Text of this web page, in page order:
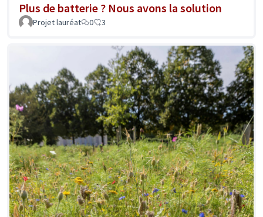
Plus de batterie ? Nous avons la solution
Projet lauréat 0 3